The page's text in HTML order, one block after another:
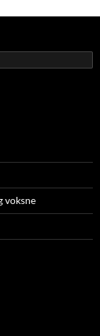
voksne